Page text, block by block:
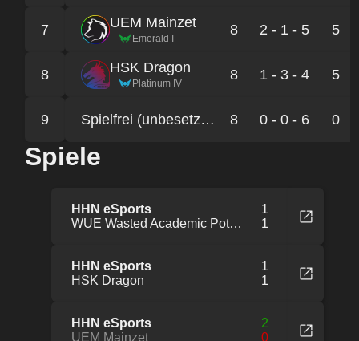
7 UEM Mainzet
Emerald I
8 2 - 1 - 5 5
8 HSK Dragon
Platinum IV
8 1 - 3 - 4 5
9 Spielfrei (unbesetzter Platz der Liga) 8 0 - 0 - 6 0
Spiele
HHN eSports
1
WUE Wasted Academic Potential
1
HHN eSports
1
HSK Dragon
1
HHN eSports
2
UEM Mainzet
0